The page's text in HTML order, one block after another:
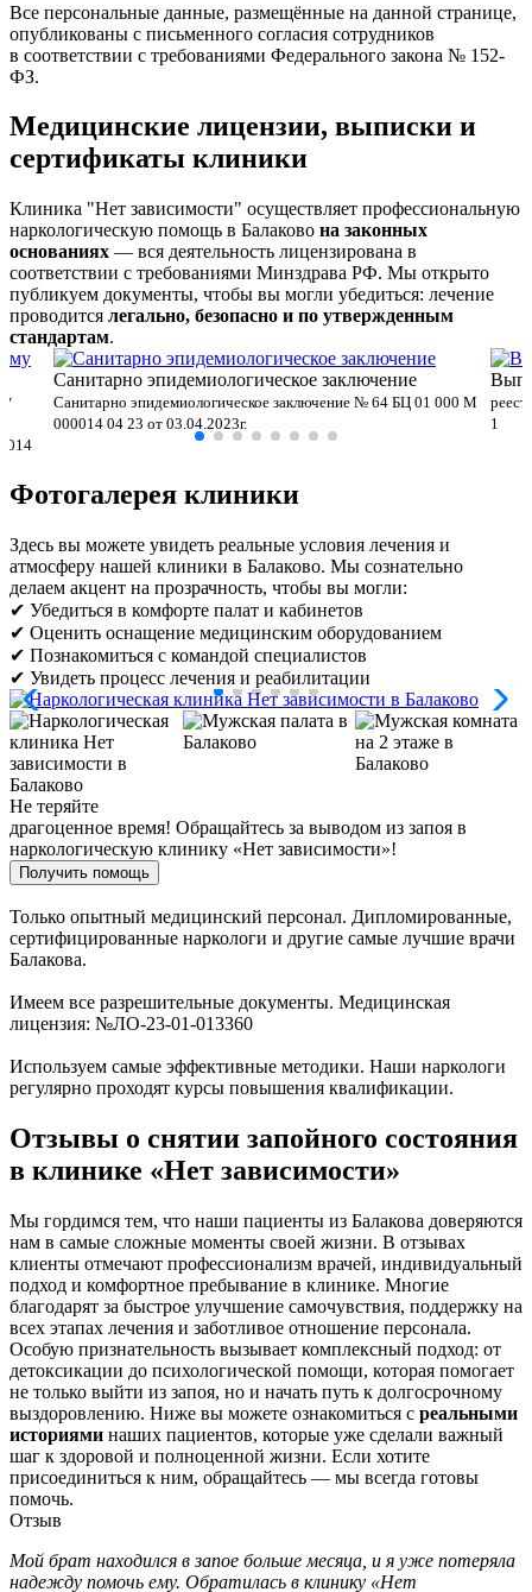
Все персональные данные, размещённые на данной странице,
опубликованы с письменного согласия сотрудников
в соответствии с требованиями Федерального закона № 152-
ФЗ.
Медицинские лицензии, выписки и
сертификаты клиники
Клиника "Нет зависимости" осуществляет профессиональную
наркологическую помощь в Балаково на законных
основаниях — вся деятельность лицензирована в
соответствии с требованиями Минздрава РФ. Мы открыто
публикуем документы, чтобы вы могли убедиться: лечение
проводится легально, безопасно и по утвержденным
стандартам.
Санитарно эпидемиологическое заключение
Санитарно эпидемиологическое заключение № 64 БЦ 01 000 М
000014 04 23 от 03.04.2023г.
1
Фотогалерея клиники
Здесь вы можете увидеть реальные условия лечения и
атмосферу нашей клиники в Балаково. Мы сознательно
делаем акцент на прозрачность, чтобы вы могли:
✔ Убедиться в комфорте палат и кабинетов
✔ Оценить оснащение медицинским оборудованием
✔ Познакомиться с командой специалистов
✔ Увидеть процесс лечения и реабилитации
Не теряйте
драгоценное время! Обращайтесь за выводом из запоя в
наркологическую клинику «Нет зависимости»!
Получить помощь
Только опытный медицинский персонал. Дипломированные,
сертифицированные наркологи и другие самые лучшие врачи
Балакова.
Имеем все разрешительные документы. Медицинская
лицензия: №ЛО-23-01-013360
Используем самые эффективные методики. Наши наркологи
регулярно проходят курсы повышения квалификации.
Отзывы о снятии запойного состояния
в клинике «Нет зависимости»
Мы гордимся тем, что наши пациенты из Балакова доверяются
нам в самые сложные моменты своей жизни. В отзывах
клиенты отмечают профессионализм врачей, индивидуальный
подход и комфортное пребывание в клинике. Многие
благодарят за быстрое улучшение самочувствия, поддержку на
всех этапах лечения и заботливое отношение персонала.
Особую признательность вызывает комплексный подход: от
детоксикации до психологической помощи, которая помогает
не только выйти из запоя, но и начать путь к долгосрочному
выздоровлению. Ниже вы можете ознакомиться с реальными
историями наших пациентов, которые уже сделали важный
шаг к здоровой и полноценной жизни. Если хотите
присоединиться к ним, обращайтесь — мы всегда готовы
помочь.
Отзыв
Мой брат находился в запое больше месяца, и я уже потеряла
надежду помочь ему. Обратилась в клинику «Нет